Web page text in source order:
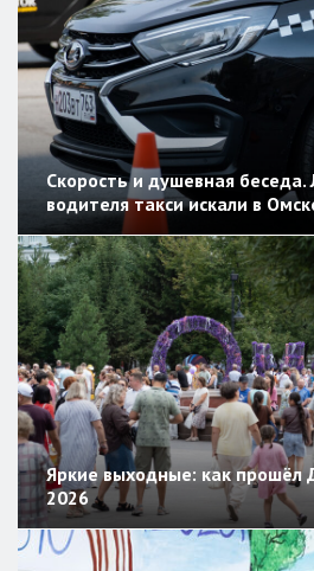
Скорость и душевная беседа.
водителя такси искали в
Яркие выходные: как прошёл
2026